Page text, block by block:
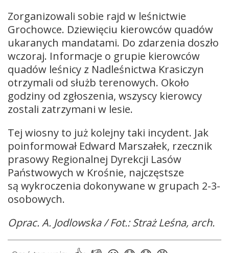
Zorganizowali sobie rajd w leśnictwie
Grochowce. Dziewięciu kierowców quadów
ukaranych mandatami. Do zdarzenia doszło
wczoraj. Informacje o grupie kierowców
quadów leśnicy z Nadleśnictwa Krasiczyn
otrzymali od służb terenowych. Około
godziny od zgłoszenia, wszyscy kierowcy
zostali zatrzymani w lesie.
Tej wiosny to już kolejny taki incydent. Jak
poinformował Edward Marszałek, rzecznik
prasowy Regionalnej Dyrekcji Lasów
Państwowych w Krośnie, najczęstsze
są wykroczenia dokonywane w grupach 2-3-
osobowych.
Oprac. A. Jodlowska / Fot.: Straż Leśna, arch.